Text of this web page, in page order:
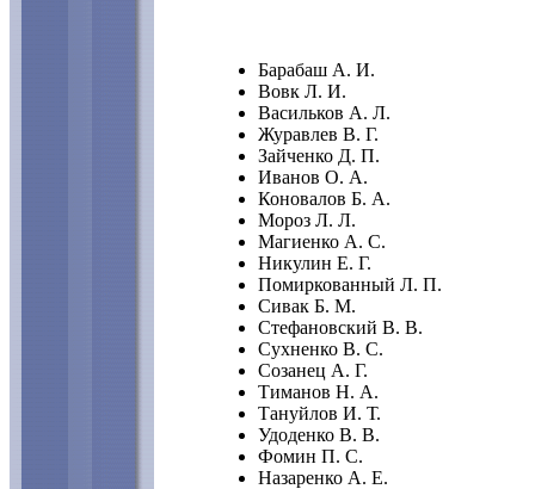
Барабаш А. И.
Вовк Л. И.
Васильков А. Л.
Журавлев В. Г.
Зайченко Д. П.
Иванов О. А.
Коновалов Б. А.
Мороз Л. Л.
Магиенко А. С.
Никулин Е. Г.
Помиркованный Л. П.
Сивак Б. М.
Стефановский В. В.
Сухненко В. С.
Созанец А. Г.
Тиманов Н. А.
Тануйлов И. Т.
Удоденко В. В.
Фомин П. С.
Назаренко А. Е.